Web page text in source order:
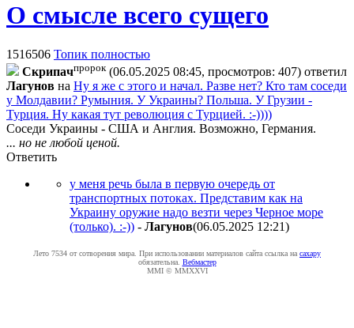
О смысле всего сущего
1516506 Топик полностью
Cкpипaчпророк (06.05.2025 08:45, просмотров: 407) ответил
Лaгyнoв на Ну я же с этого и начал. Разве нет? Кто там соседи
у Молдавии? Румыния. У Украины? Польша. У Грузии -
Турция. Ну какая тут революция с Турцией. :-))))
Соседи Украины - США и Англия. Возможно, Германия.
... но не любой ценой.
Ответить
у меня речь была в первую очередь от
транспортных потоках. Представим как на
Украину оружие надо везти через Черное море
(только). :-)) - Лaгyнoв(06.05.2025 12:21)
Лето 7534 от сотворения мира. При использовании материалов сайта ссылка на caxapу
обязательна. Вебмастер
MMI © MMXXVI